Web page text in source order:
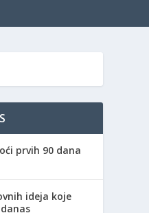
prvih 90 dana
ideja koje